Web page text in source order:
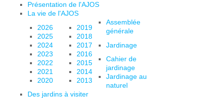
Présentation de l'AJOS
La vie de l'AJOS
2026
2025
2024
2023
2022
2021
2020
2019
2018
2017
2016
2015
2014
2013
Assemblée
générale
Jardinage
Cahier de
jardinage
Jardinage au
naturel
Des jardins à visiter